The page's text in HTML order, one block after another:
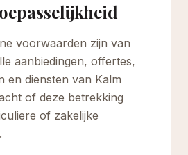
voorwaarden zijn van
aanbiedingen, offertes,
en diensten van Kalm
of deze betrekking
of zakelijke